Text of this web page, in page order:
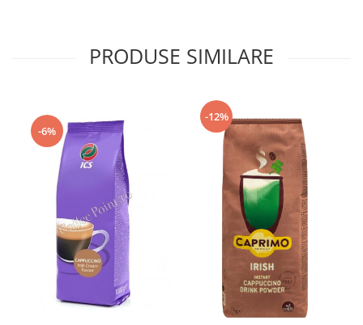
PRODUSE SIMILARE
-6%
-12%